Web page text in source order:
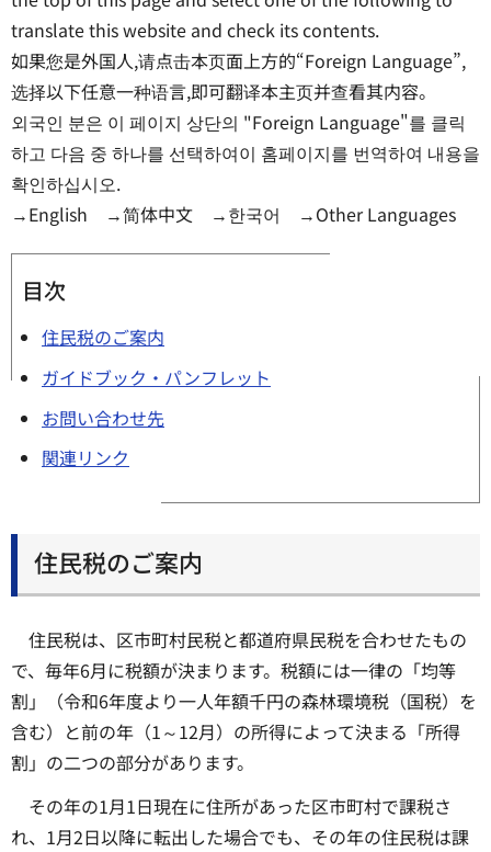
translate this website and check its contents.
如果您是外国人,请点击本页面上方的“Foreign Language”,
选择以下任意一种语言,即可翻译本主页并查看其内容。
외국인 분은 이 페이지 상단의 "Foreign Language"를 클릭
하고 다음 중 하나를 선택하여이 홈페이지를 번역하여 내용을
확인하십시오.
→English →简体中文 →한국어 →Other Languages
目次
住民税のご案内
ガイドブック・パンフレット
お問い合わせ先
関連リンク
住民税のご案内
住民税は、区市町村民税と都道府県民税を合わせたもの
で、毎年6月に税額が決まります。税額には一律の「均等
割」（令和6年度より一人年額千円の森林環境税（国税）を
含む）と前の年（1～12月）の所得によって決まる「所得
割」の二つの部分があります。
その年の1月1日現在に住所があった区市町村で課税さ
れ、1月2日以降に転出した場合でも、その年の住民税は課